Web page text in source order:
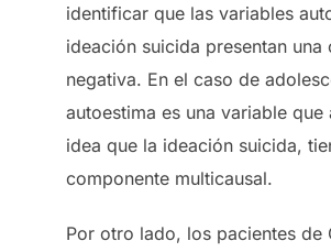
identificar que las variables
ideación suicida presentan una
negativa. En el caso de
autoestima es una variable que
idea que la ideación suicida,
componente multicausal.
Por otro lado, los pacientes de